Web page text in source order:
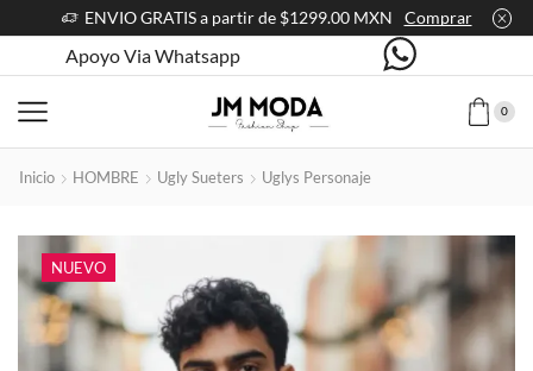
ENVIO GRATIS a partir de $1299.00 MXN Comprar
Apoyo Via Whatsapp
0
Inicio HOMBRE Ugly Sueters Uglys Personaje
NUEVO